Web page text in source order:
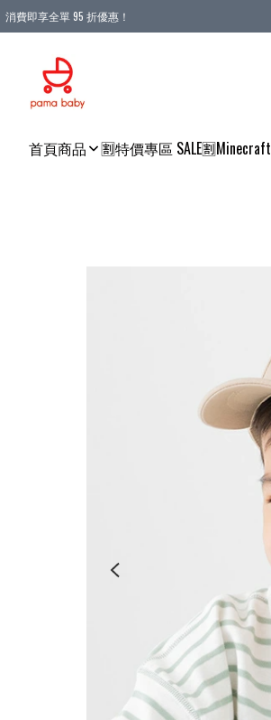
消費即享全單 95 折優惠！
首頁商品 🈹特價專區 SALE🈹Minecraft